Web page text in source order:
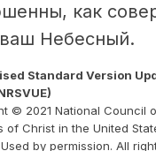
как
Небесный.
Standard Version
© 2021 National Council
of Christ in the United
by permission. All